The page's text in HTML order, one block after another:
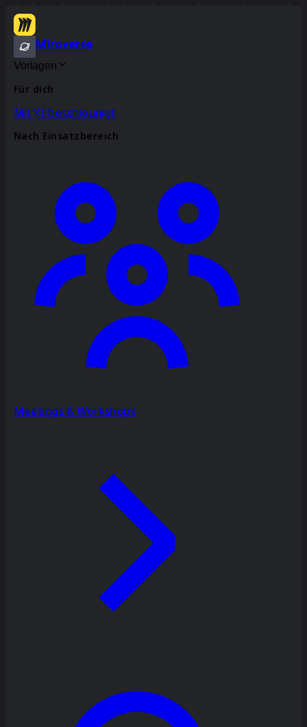
Miroverse
Vorlagen
Für dich
Mit KI beschleunigt
Nach Einsatzbereich
Meetings & Workshops